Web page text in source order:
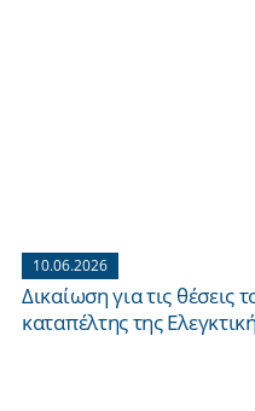
10.06.2026
Δικαίωση για τις
καταπέλτης της